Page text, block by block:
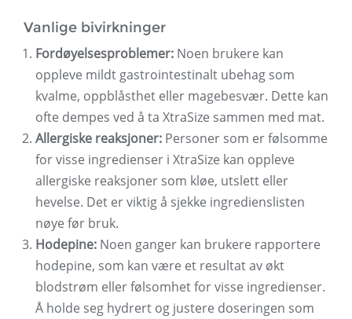
Vanlige bivirkninger
Fordøyelsesproblemer: Noen brukere kan
oppleve mildt gastrointestinalt ubehag som
kvalme, oppblåsthet eller magebesvær. Dette kan
ofte dempes ved å ta XtraSize sammen med mat.
Allergiske reaksjoner: Personer som er følsomme
for visse ingredienser i XtraSize kan oppleve
allergiske reaksjoner som kløe, utslett eller
hevelse. Det er viktig å sjekke ingredienslisten
nøye før bruk.
Hodepine: Noen ganger kan brukere rapportere
hodepine, som kan være et resultat av økt
blodstrøm eller følsomhet for visse ingredienser.
Å holde seg hydrert og justere doseringen som